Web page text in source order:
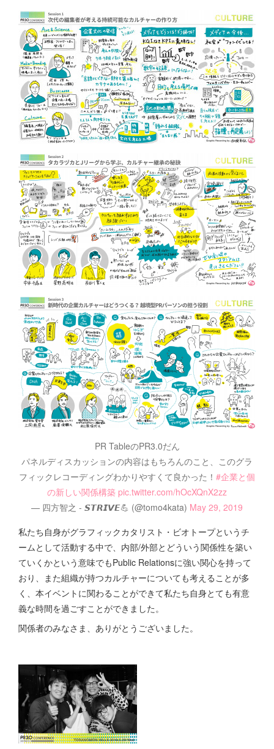
PR TableのPR3.0だん
パネルディスカッションの内容はもちろんのこと、このグラ
フィックレコーディングわかりやすくて良かった！ #企業と個
の新しい関係構築 pic.twitter.com/hOcXQnX2zz
— 四方智之 - 𝙎𝙏𝙍𝙄𝙑𝙀💪 (@tomo4kata) May 29, 2019
私たち自身がグラフィックカタリスト・ビオトープというチ
ームとして活動する中で、内部/外部とどういう関係性を築い
ていくかという意味でもPublic Relationsに強い関心を持って
おり、また組織が持つカルチャーについても考えることが多
く、本イベントに関わることができて私たち自身とても有意
義な時間を過ごすことができました。
関係者のみなさま、ありがとうございました。